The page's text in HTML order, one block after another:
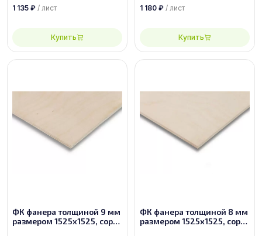
1 135 ₽ / лист
Купить
1 180 ₽ / лист
Купить
ФК фанера толщиной 9 мм
размером 1525х1525, сорт
ФК фанера толщиной 8 мм
размером 1525х1525, сорт